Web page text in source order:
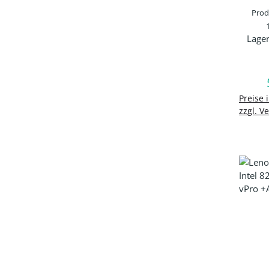
Preise
zzgl.
In